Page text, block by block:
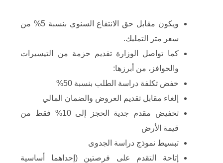
ويكون مقابل حق الانتفاع السنوي بنسبة 5% من
سعر متر التمليك.
كما تواصل الوزارة تقديم حزمة من التيسيرات
والحوافز، من أبرزها:
خفض تكلفة دراسة الطلب بنسبة 50%
إلغاء مقابل تقديم العروض والضمان المالي
تخفيض مقدم جدية الحجز إلى 10% فقط من
قيمة الأرض
تبسيط نموذج دراسة الجدوى
إتاحة التقدم على فرصتين (إحداهما أساسية